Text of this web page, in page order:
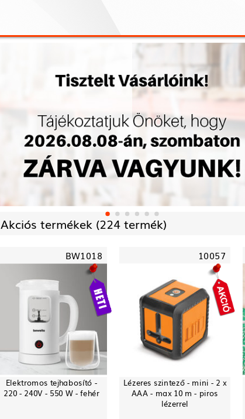
Akciós termékek (224 termék)
BW1018
Elektromos tejhabosító -
220 - 240V - 550 W - fehér
10057
Lézeres szintező - mini - 2 x
AAA - max 10 m - piros
lézerrel